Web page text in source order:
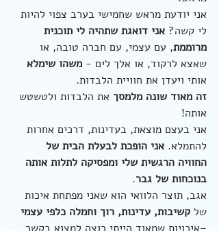
אני יודעת מראש שחמישי בערב צפוי להיות
לי קשה? אני דואגת שתהיה לי תוכנית
מרוממת, עם עצמי, עם חברה טובה, או
שאצא לרקוד, או אלך לים - משהו שימלא
אותי ויעדן את חוויית הלבדות.
זה מאוד שונה מלמסך את הלבדות ולטשטש
אותה!
אני בעצם מוצאת, בעדינות, דרכים אחרות
להתמלא. אני הופכת לבעלת הבית של
החוויה הרגשית שלי ומפסיקה לתלות אותה
בנוכחות של גבר.
אגב, תוצר הלוואי הוא שאני מפתחת איכות
של קשיבות, עדינות, רוך וחמלה כלפי עצמי